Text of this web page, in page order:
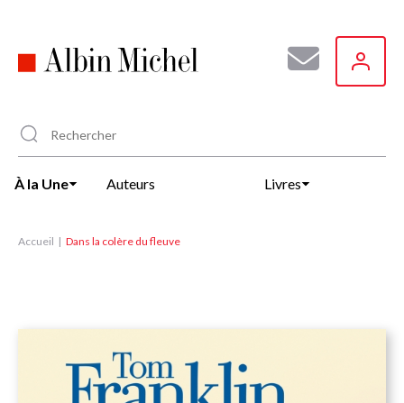
principal
À la Une Auteurs Livres
Accueil Dans la colère du fleuve